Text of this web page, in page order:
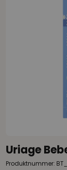
Uriage
Produktnummer: